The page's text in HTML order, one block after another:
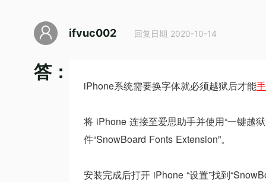
ifvuc002 回复日期 2020-10-14
答：
iPhone系统需要换字体就必须越狱后才能
将 iPhone 连接至爱思助手并使用“一键越
件“SnowBoard Fonts Extension”。
安装完成后打开 iPhone “设置”找到